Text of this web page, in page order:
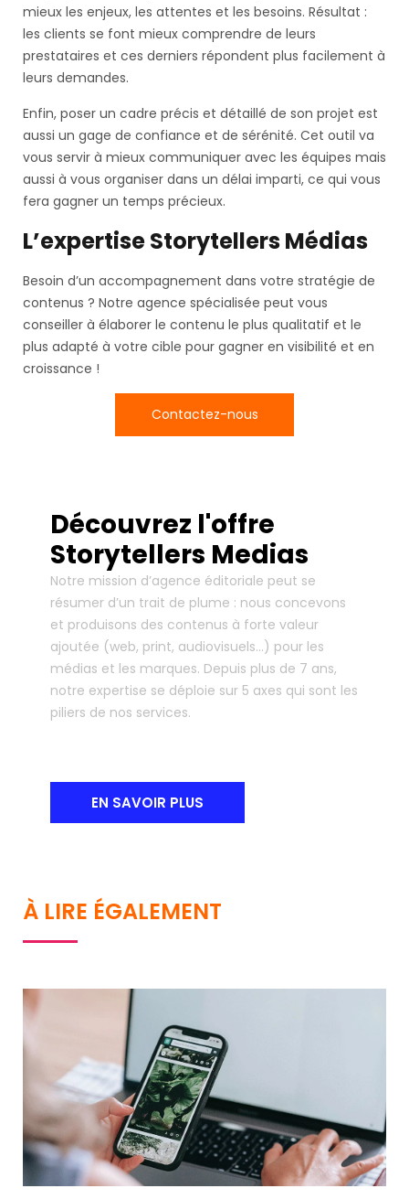
mieux les enjeux, les attentes et les besoins. Résultat :
les clients se font mieux comprendre de leurs
prestataires et ces derniers répondent plus facilement à
leurs demandes.
Enfin, poser un cadre précis et détaillé de son projet est
aussi un gage de confiance et de sérénité. Cet outil va
vous servir à mieux communiquer avec les équipes mais
aussi à vous organiser dans un délai imparti, ce qui vous
fera gagner un temps précieux.
L’expertise Storytellers Médias
Besoin d’un accompagnement dans votre stratégie de
contenus ? Notre agence spécialisée peut vous
conseiller à élaborer le contenu le plus qualitatif et le
plus adapté à votre cible pour gagner en visibilité et en
croissance !
Contactez-nous
Découvrez l'offre
Storytellers Medias
Notre mission d’agence éditoriale peut se
résumer d’un trait de plume : nous concevons
et produisons des contenus à forte valeur
ajoutée (web, print, audiovisuels…) pour les
médias et les marques. Depuis plus de 7 ans,
notre expertise se déploie sur 5 axes qui sont les
piliers de nos services.
EN SAVOIR PLUS
À LIRE ÉGALEMENT